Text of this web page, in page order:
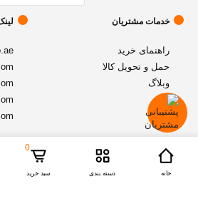
خدمات مشتریان
راهنمای خرید
حمل و تحویل کالا
وبلاگ
خانه
دسته بندی
0
سبد خرید